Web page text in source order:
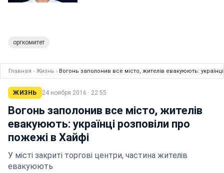
оргкомитет
Главная › Жизнь › Вогонь заполонив все місто, жителів евакуюють:
ЖИЗНЬ 24 ноября 2016 · 22:55
Вогонь заполонив все місто, жителів
евакуюють: українці розповіли про
пожежі в Хайфі
У місті закриті торгові центри, частина жителів
евакуюють